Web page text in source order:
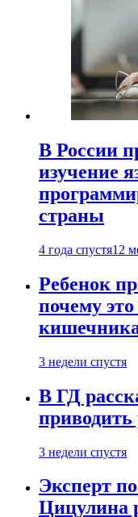
В России
изучение
страны
4 года спустя12
Ребенок
почему
3 недели спустя
В ГД
приводить
3 недели спустя
Эксперт
Цицулина